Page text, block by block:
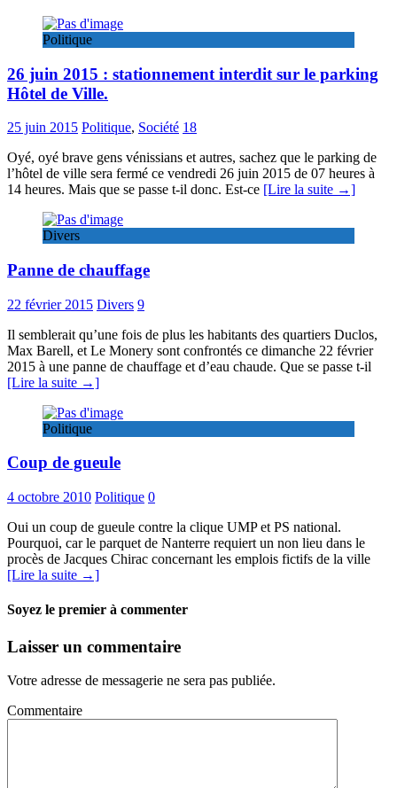
Politique
26 juin 2015 : stationnement interdit sur le parking
Hôtel de Ville.
25 juin 2015 Politique, Société 18
Oyé, oyé brave gens vénissians et autres, sachez que le parking de
l’hôtel de ville sera fermé ce vendredi 26 juin 2015 de 07 heures à
14 heures. Mais que se passe t-il donc. Est-ce [Lire la suite →]
Divers
Panne de chauffage
22 février 2015 Divers 9
Il semblerait qu’une fois de plus les habitants des quartiers Duclos,
Max Barell, et Le Monery sont confrontés ce dimanche 22 février
2015 à une panne de chauffage et d’eau chaude. Que se passe t-il
[Lire la suite →]
Politique
Coup de gueule
4 octobre 2010 Politique 0
Oui un coup de gueule contre la clique UMP et PS national.
Pourquoi, car le parquet de Nanterre requiert un non lieu dans le
procès de Jacques Chirac concernant les emplois fictifs de la ville
[Lire la suite →]
Soyez le premier à commenter
Laisser un commentaire
Votre adresse de messagerie ne sera pas publiée.
Commentaire